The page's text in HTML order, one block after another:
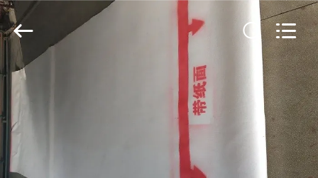
منزل،
بيت
منتجات
Hebei
Reking
Wire
Mesh
Co.,Ltd.
All
Rights
Reserved.